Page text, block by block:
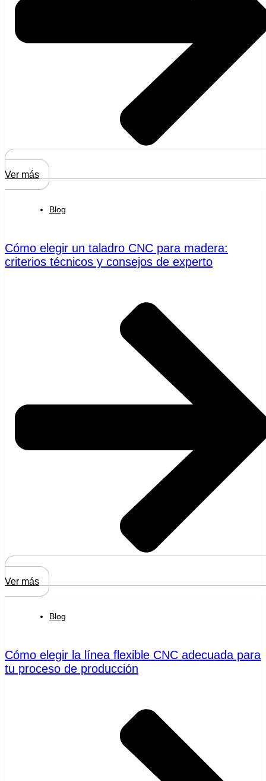
Ver más
Blog
Cómo elegir un taladro CNC para madera:
criterios técnicos y consejos de experto
Ver más
Blog
Cómo elegir la línea flexible CNC adecuada para
tu proceso de producción